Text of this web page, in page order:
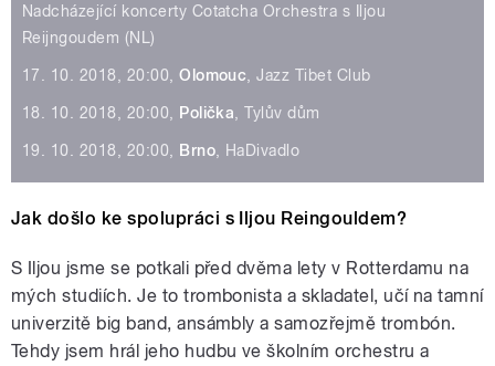
Nadcházející koncerty Cotatcha Orchestra s Iljou
Reijngoudem (NL)
17. 10. 2018, 20:00,Olomouc , Jazz Tibet Club
18. 10. 2018, 20:00, Polička , Tylův dům
19. 10. 2018, 20:00, Brno , HaDivadlo
Jak došlo ke spolupráci s Iljou Reingouldem?
S Iljou jsme se potkali před dvěma lety v Rotterdamu na
mých studiích. Je to trombonista a skladatel, učí na tamní
univerzitě big band, ansámbly a samozřejmě trombón.
Tehdy jsem hrál jeho hudbu ve školním orchestru a